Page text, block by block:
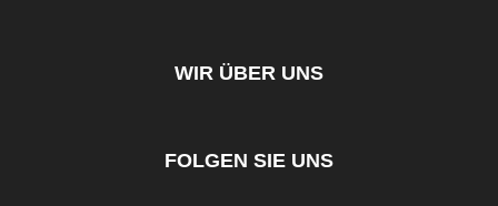
WIR ÜBER UNS
FOLGEN SIE UNS